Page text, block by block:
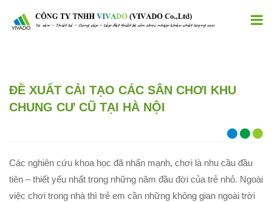
ĐỀ XUẤT CẢI TẠO CÁC SÂN CHƠI KHU
CHUNG CƯ CŨ TẠI HÀ NỘI
Các nghiên cứu khoa học đã nhấn mạnh, chơi là nhu cầu đầu
tiên – thiết yếu nhất trong những năm đầu đời của trẻ nhỏ. Ngoài
việc chơi trong nhà thì trẻ em cần những không gian ngoài trời